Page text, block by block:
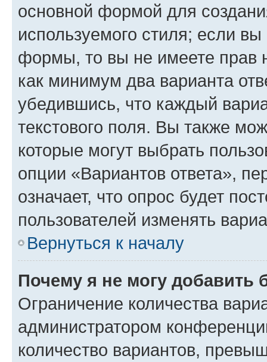
основной формой для
используемого стиля; если
формы, то вы не имеете прав
как минимум два варианта
убедившись, что каждый
текстового поля. Вы также
которые могут выбрать
опции «Вариантов ответа»,
означает, что опрос будет
пользователей изменять
Вернуться к началу
Почему я не могу добавить
Ограничение количества
администратором
количество вариантов,